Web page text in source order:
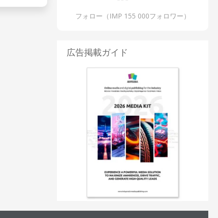
フォロー（IMP 155 000フォロワー）
広告掲載ガイド